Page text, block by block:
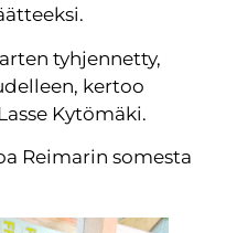
tyhjennetty,
kertoo
Kytömäki.
Reimarin somesta